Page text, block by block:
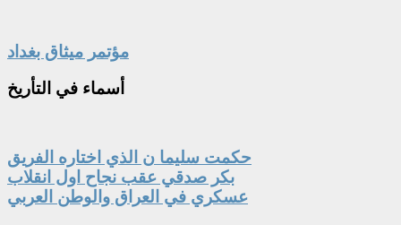
مؤتمر ميثاق بغداد
أسماء في التأريخ
حكمت سليما ن الذي اختاره الفريق
بكر صدقي عقب نجاح اول انقلاب
عسكري في العراق والوطن العربي